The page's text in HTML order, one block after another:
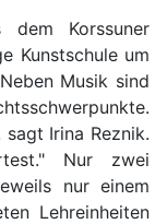
Korssuner
Kunstschule um
Musik sind
sagt Irina Reznik.
Nur zwei
nur einem
Lehreinheiten